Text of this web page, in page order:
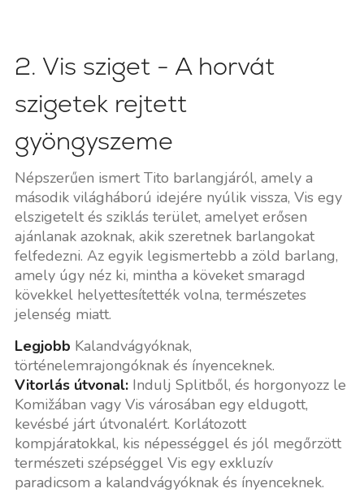
2. Vis sziget - A horvát
szigetek rejtett
gyöngyszeme
Népszerűen ismert Tito barlangjáról, amely a
második világháború idejére nyúlik vissza, Vis egy
elszigetelt és sziklás terület, amelyet erősen
ajánlanak azoknak, akik szeretnek barlangokat
felfedezni. Az egyik legismertebb a zöld barlang,
amely úgy néz ki, mintha a köveket smaragd
kövekkel helyettesítették volna, természetes
jelenség miatt.
Legjobb Kalandvágyóknak,
történelemrajongóknak és ínyenceknek.
Vitorlás útvonal:Indulj Splitből, és horgonyozz le
Komižában vagy Vis városában egy eldugott,
kevésbé járt útvonalért. Korlátozott
kompjáratokkal, kis népességgel és jól megőrzött
természeti szépséggel Vis egy exkluzív
paradicsom a kalandvágyóknak és ínyenceknek.